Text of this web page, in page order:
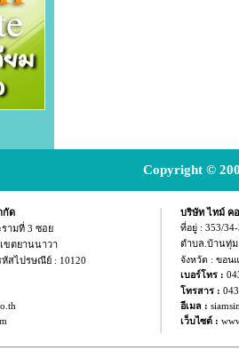
Copyright ©
กัด
รามที่ 3 ซอย
ขตยานนาวา
ร รหัสไปรษณีย์ : 10120
บริษัท ไทม์ ค
ที่อยู่ : 353/
ตำบล.บ้านทุ่
จังหวัด : ขอน
เบอร์โทร :
โทรสาร :
อีเมล :
เว็บไซต์ :